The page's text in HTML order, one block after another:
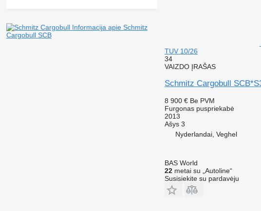
Informacija apie Schmitz
Cargobull SCB
TUV 10/26
34
VAIZDO ĮRAŠAS
Schmitz Cargobull
8 900 € Be PVM
Furgonas puspriekabė
2013
Ašys 3
Nyderlandai, Veghel
BAS World
22metai su „Autoline“
Susisiekite su pardavėju